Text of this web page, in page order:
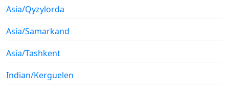
Asia/Qyzylorda
Asia/Samarkand
Asia/Tashkent
Indian/Kerguelen